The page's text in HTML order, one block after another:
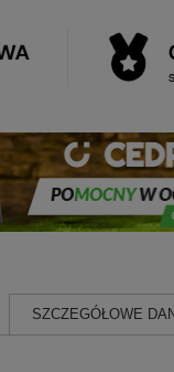
SZCZEGÓŁOWE